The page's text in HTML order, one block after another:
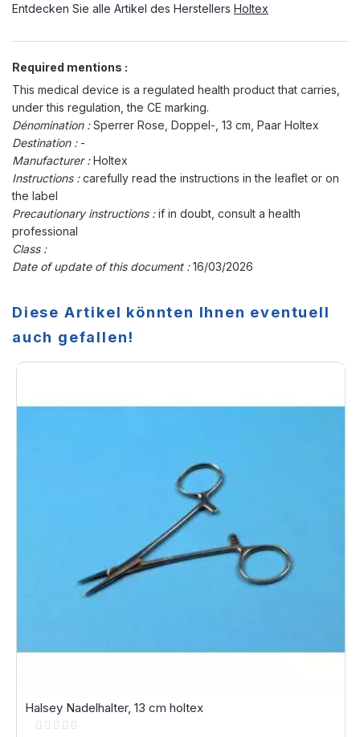
Entdecken Sie alle Artikel des Herstellers Holtex
Required mentions :
This medical device is a regulated health product that carries,
under this regulation, the CE marking.
Dénomination :Sperrer Rose, Doppel-, 13 cm, Paar Holtex
Destination : -
Manufacturer :Holtex
Instructions :carefully read the instructions in the leaflet or on
the label
Precautionary instructions :if in doubt, consult a health
professional
Class :
Date of update of this document :16/03/2026
Diese Artikel könnten Ihnen eventuell
auch gefallen!
Halsey Nadelhalter, 13 cm holtex
Rating: